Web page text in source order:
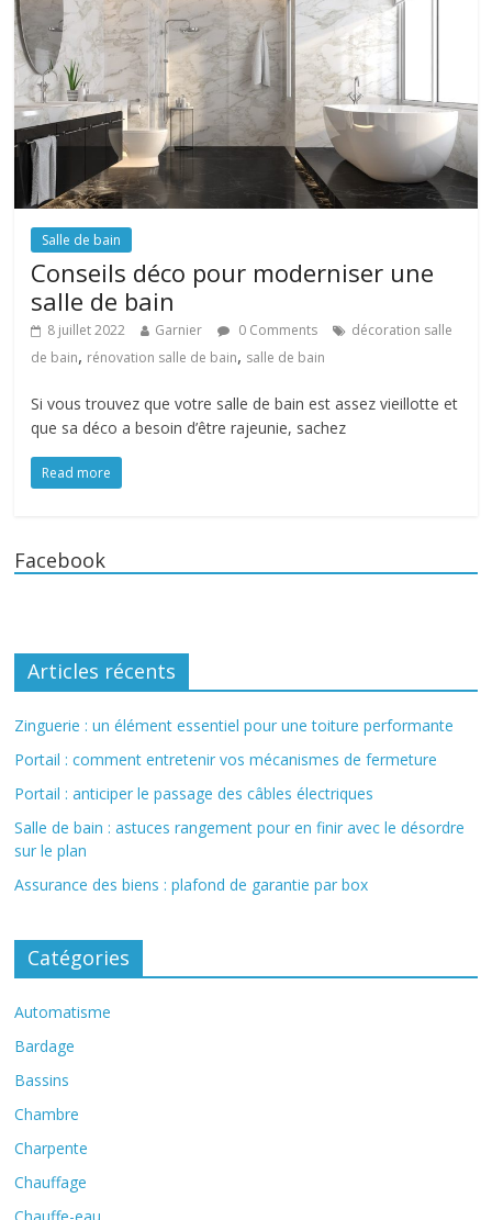
Salle de bain
Conseils déco pour moderniser une
salle de bain
8 juillet 2022 Garnier 0 Comments
décoration salle
de bain, rénovation salle de bain, salle de bain
Si vous trouvez que votre salle de bain est assez vieillotte et
que sa déco a besoin d’être rajeunie, sachez
Read more
Facebook
Articles récents
Zinguerie : un élément essentiel pour une toiture performante
Portail : comment entretenir vos mécanismes de fermeture
Portail : anticiper le passage des câbles électriques
Salle de bain : astuces rangement pour en finir avec le désordre
sur le plan
Assurance des biens : plafond de garantie par box
Catégories
Automatisme
Bardage
Bassins
Chambre
Charpente
Chauffage
Chauffe-eau